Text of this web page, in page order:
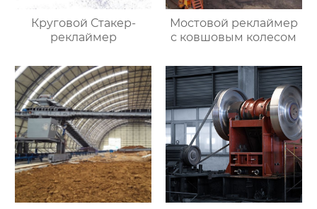
Круговой Стакер-
реклаймер
Мостовой реклаймер
с ковшовым колесом